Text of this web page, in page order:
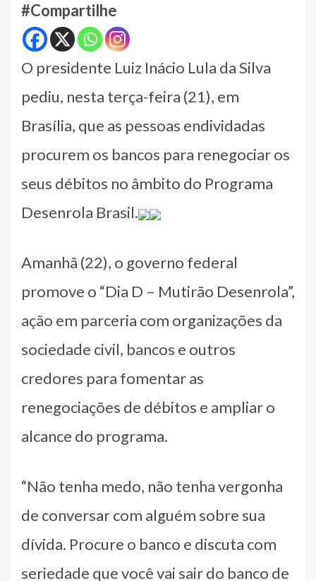
#Compartilhe
O presidente Luiz Inácio Lula da Silva
pediu, nesta terça-feira (21), em
Brasília, que as pessoas endividadas
procurem os bancos para renegociar os
seus débitos no âmbito do Programa
Desenrola Brasil.
Amanhã (22), o governo federal
promove o “Dia D – Mutirão Desenrola”,
ação em parceria com organizações da
sociedade civil, bancos e outros
credores para fomentar as
renegociações de débitos e ampliar o
alcance do programa.
“Não tenha medo, não tenha vergonha
de conversar com alguém sobre sua
dívida. Procure o banco e discuta com
seriedade que você vai sair do banco de